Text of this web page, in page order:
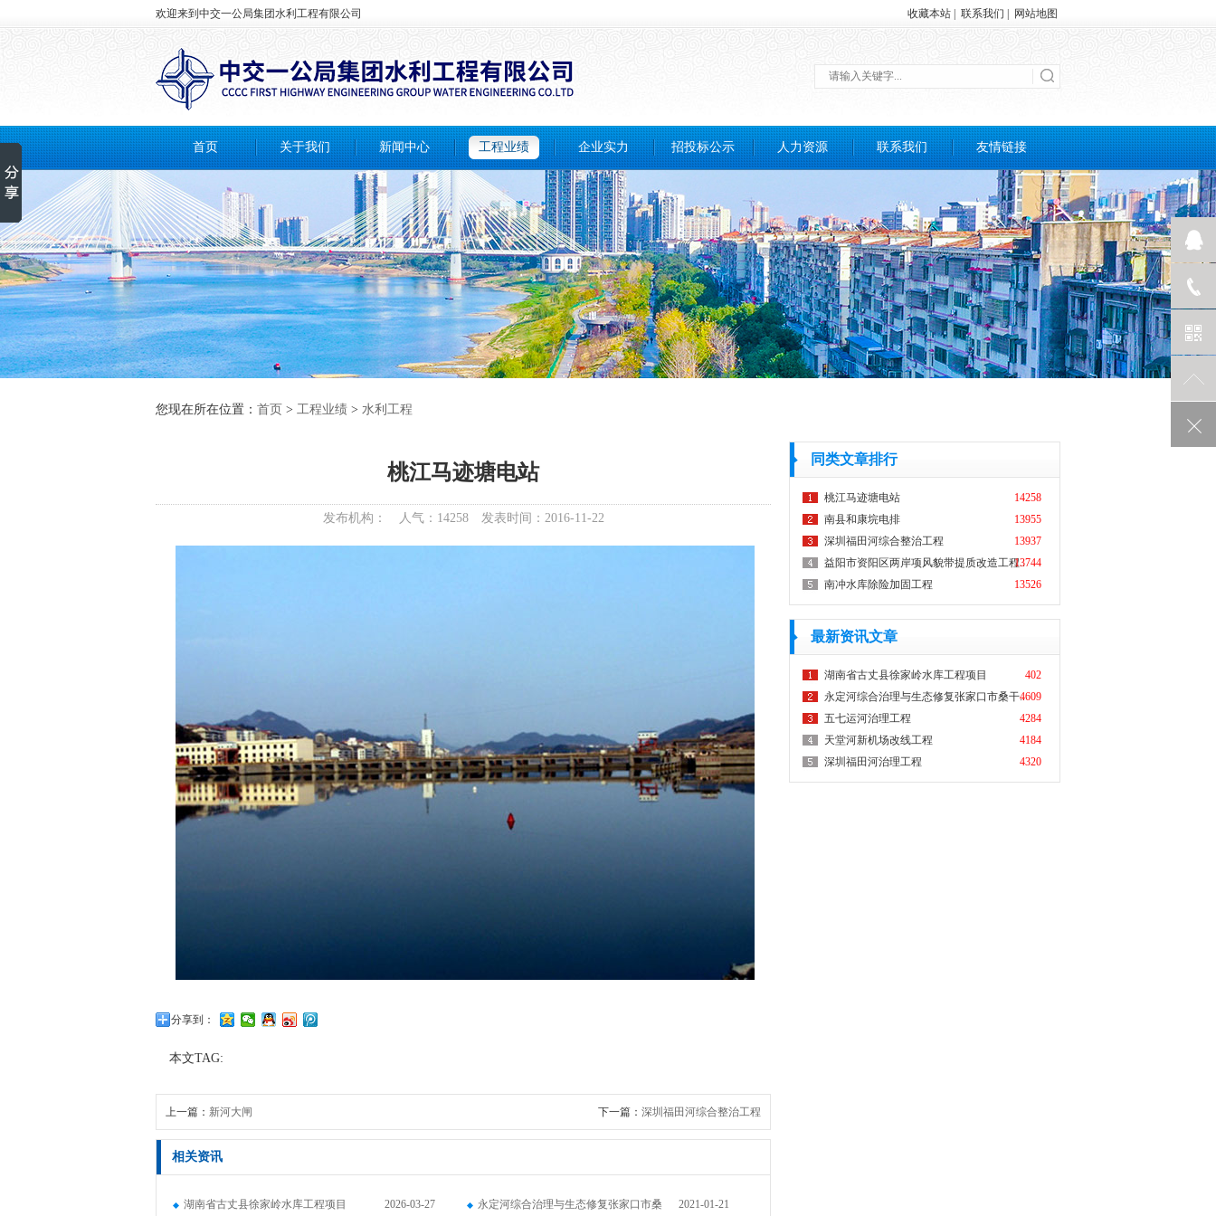
欢迎来到中交一公局集团水利工程有限公司 收藏本站 联系我们 网站地图
首页 关于我们 新闻中心 工程业绩 企业实力 招投标公示 人力资源 联系我们 友情链接
您现在所在位置： 首页 > 工程业绩 > 水利工程
桃江马迹塘电站
发布机构： 人气：14258 发表时间：2016-11-22
分享到：
本文TAG:
上一篇： 新河大闸 下一篇： 深圳福田河综合整治工程
相关资讯
湖南省古丈县徐家岭水库工程项目 2026-03-27 永定河综合治理与生态修复张家口市桑 2021-01-21
同类文章排行
桃江马迹塘电站
14258
南县和康垸电排
13955
深圳福田河综合整治工程
13937
益阳市资阳区两岸项风貌带提质改造工程..13744
南冲水库除险加固工程
13526
最新资讯文章
湖南省古丈县徐家岭水库工程项目
402
永定河综合治理与生态修复张家口市桑干..4609
五七运河治理工程
4284
天堂河新机场改线工程
4184
深圳福田河治理工程
4320